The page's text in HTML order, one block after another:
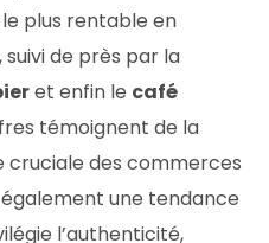
plus rentable en
, suivi de près par la
et enfin le café
témoignent de la
cruciale des commerces
une tendance
l’authenticité,